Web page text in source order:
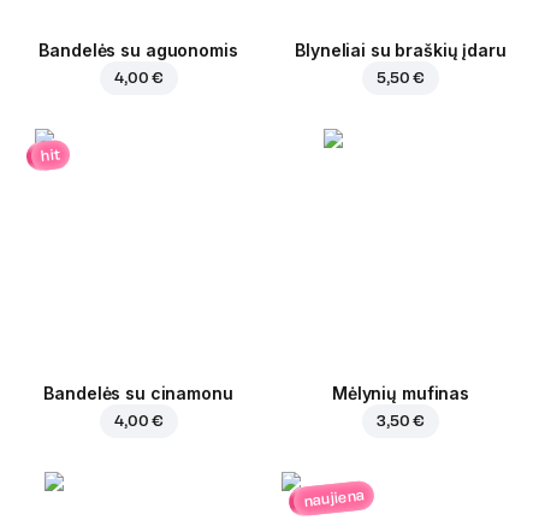
Bandelės su aguonomis
4,00 €
Blyneliai su braškių įdaru
5,50 €
hit
Bandelės su cinamonu
4,00 €
Mėlynių mufinas
3,50 €
naujiena